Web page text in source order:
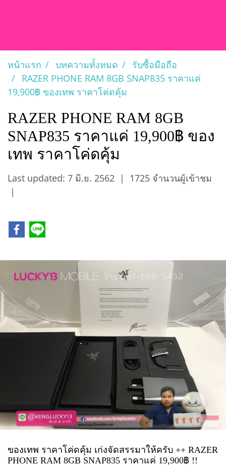
หน้าแรก บทความทั้งหมด
รับซื้อมือถือ
RAZER PHONE RAM 8GB SNAP835 ราคาแค่
19,900฿ ของเทพ ราคาโค่ดคุ้ม
RAZER PHONE RAM 8GB
SNAP835 ราคาแค่ 19,900฿ ของ
เทพ ราคาโค่ดคุ้ม
Last updated: 7 มิ.ย. 2562 |
1725 จำนวนผู้เข้าชม
|
ของเทพ ราคาโค่ดคุ้ม เก่งจัดสรรมาให้ครับ ++ RAZER
PHONE RAM 8GB SNAP835 ราคาแค่ 19,900฿ !!